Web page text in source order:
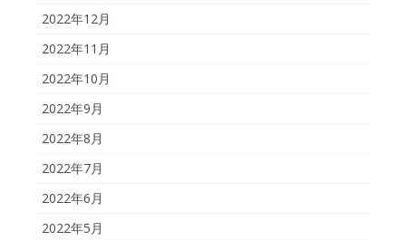
2022年12月
2022年11月
2022年10月
2022年9月
2022年8月
2022年7月
2022年6月
2022年5月